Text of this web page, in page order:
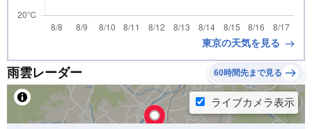
東京の天気を見る
雨雲レーダー 60時間先まで見る